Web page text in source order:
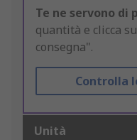
Te ne servono di
quantità e clicca
consegna".
Controlla
Unità